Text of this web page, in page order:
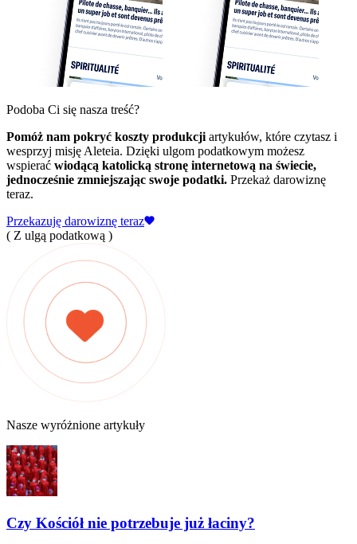
Podoba Ci się nasza treść?
Pomóż nam pokryć koszty produkcji artykułów, które czytasz i
wesprzyj misję Aleteia. Dzięki ulgom podatkowym możesz
wspierać wiodącą katolicką stronę internetową na świecie,
jednocześnie zmniejszając swoje podatki. Przekaż darowiznę
teraz.
Przekazuję darowiznę teraz
( Z ulgą podatkową )
Nasze wyróżnione artykuły
Czy Kościół nie potrzebuje już łaciny?